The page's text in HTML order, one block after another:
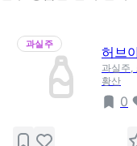
과실주
허브
과실주,
황산
0